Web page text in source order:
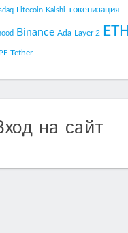
Litecoin Kalshi токенизация
Binance Ada Layer 2 ETH
Tether
на сайт